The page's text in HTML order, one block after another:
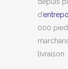
d’
000
livraison.